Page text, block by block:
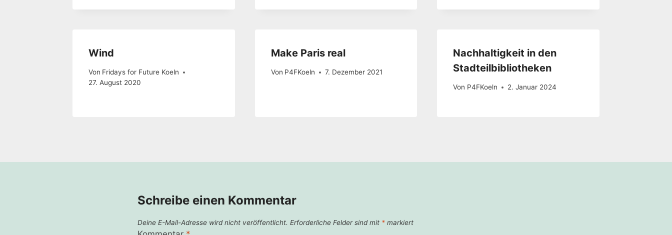
Wind
Von Fridays for Future Koeln
27. August 2020
Make Paris real
Von P4FKoeln 7. Dezember 2021
Nachhaltigkeit in den
Stadteilbibliotheken
Von P4FKoeln 2. Januar 2024
Schreibe einen Kommentar
Deine E-Mail-Adresse wird nicht veröffentlicht. Erforderliche Felder sind mit * markiert